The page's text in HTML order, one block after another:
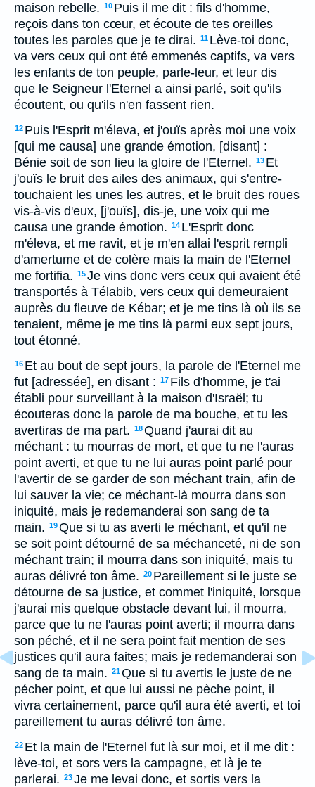
maison rebelle. 10 Puis il me dit : fils d'homme,
reçois dans ton cœur, et écoute de tes oreilles
toutes les paroles que je te dirai. 11 Lève-toi donc,
va vers ceux qui ont été emmenés captifs, va vers
les enfants de ton peuple, parle-leur, et leur dis
que le Seigneur l'Eternel a ainsi parlé, soit qu'ils
écoutent, ou qu'ils n'en fassent rien.
12 Puis l'Esprit m'éleva, et j'ouïs après moi une voix
[qui me causa] une grande émotion, [disant] :
Bénie soit de son lieu la gloire de l'Eternel. 13 Et
j'ouïs le bruit des ailes des animaux, qui s'entre-
touchaient les unes les autres, et le bruit des roues
vis-à-vis d'eux, [j'ouïs], dis-je, une voix qui me
causa une grande émotion. 14 L'Esprit donc
m'éleva, et me ravit, et je m'en allai l'esprit rempli
d'amertume et de colère mais la main de l'Eternel
me fortifia. 15Je vins donc vers ceux qui avaient été
transportés à Télabib, vers ceux qui demeuraient
auprès du fleuve de Kébar; et je me tins là où ils se
tenaient, même je me tins là parmi eux sept jours,
tout étonné.
16 Et au bout de sept jours, la parole de l'Eternel me
fut [adressée], en disant : 17 Fils d'homme, je t'ai
établi pour surveillant à la maison d'Israël; tu
écouteras donc la parole de ma bouche, et tu les
avertiras de ma part. 18Quand j'aurai dit au
méchant : tu mourras de mort, et que tu ne l'auras
point averti, et que tu ne lui auras point parlé pour
l'avertir de se garder de son méchant train, afin de
lui sauver la vie; ce méchant-là mourra dans son
iniquité, mais je redemanderai son sang de ta
main. 19Que si tu as averti le méchant, et qu'il ne
se soit point détourné de sa méchanceté, ni de son
méchant train; il mourra dans son iniquité, mais tu
auras délivré ton âme. 20 Pareillement si le juste se
détourne de sa justice, et commet l'iniquité, lorsque
j'aurai mis quelque obstacle devant lui, il mourra,
parce que tu ne l'auras point averti; il mourra dans
son péché, et il ne sera point fait mention de ses
justices qu'il aura faites; mais je redemanderai son
sang de ta main. 21Que si tu avertis le juste de ne
pécher point, et que lui aussi ne pèche point, il
vivra certainement, parce qu'il aura été averti, et toi
pareillement tu auras délivré ton âme.
22 Et la main de l'Eternel fut là sur moi, et il me dit :
lève-toi, et sors vers la campagne, et là je te
parlerai. 23Je me levai donc, et sortis vers la